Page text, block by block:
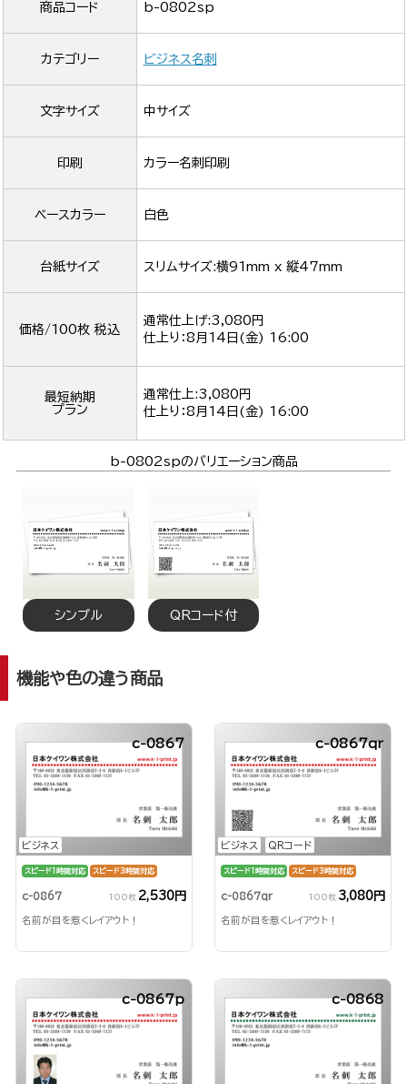
商品コード b-0802sp
カテゴリー ビジネス名刺
文字サイズ 中サイズ
印刷 カラー名刺印刷
ベースカラー 白色
台紙サイズ スリムサイズ:横91mm x 縦47mm
価格/100枚 税込
通常仕上げ:3,080円
仕上り：8月14日(金) 16:00
最短納期
プラン
通常仕上:3,080円
仕上り：8月14日(金) 16:00
b-0802spのバリエーション商品
シンプル QRコード付
機能や色の違う商品
ビジネス
c-0867
スピード1時間対応 スピード3時間対応
c-0867 100枚 2,530円
名前が目を惹くレイアウト！
ビジネス QRコード
c-0867qr
スピード1時間対応 スピード3時間対応
c-0867qr 100枚 3,080円
名前が目を惹くレイアウト！
c-0867p c-0868